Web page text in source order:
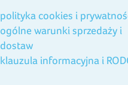
polityka cookies i
ogólne warunki sprzedaży i
dostaw
klauzula informacyjna i